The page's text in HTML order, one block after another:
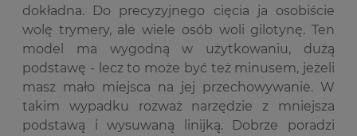
dokładna. Do precyzyjnego cięcia ja osobiście
wolę trymery, ale wiele osób woli gilotynę. Ten
model ma wygodną w użytkowaniu, dużą
podstawę - lecz to może być też minusem, jeżeli
masz mało miejsca na jej przechowywanie. W
takim wypadku rozważ narzędzie z mniejsza
podstawą i wysuwaną linijką. Dobrze poradzi